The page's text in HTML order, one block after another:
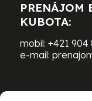
PRENÁJOM
KUBOTA:
mobil: +421 904
e-mail: